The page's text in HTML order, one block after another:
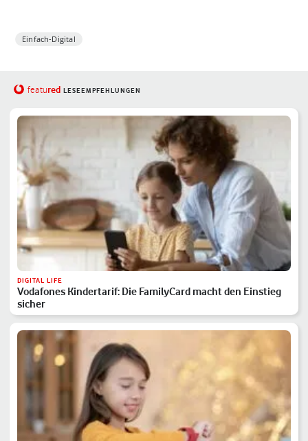
Einfach-Digital
featured LESEEMPFEHLUNGEN
DIGITAL LIFE
Vodafones Kindertarif: Die FamilyCard macht den Einstieg
sicher